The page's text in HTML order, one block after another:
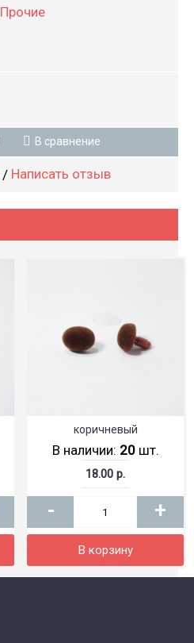
Прочие
В сравнение
/ Написать отзыв
коричневый
В наличии: 20шт.
18.00 р.
- +
В корзину